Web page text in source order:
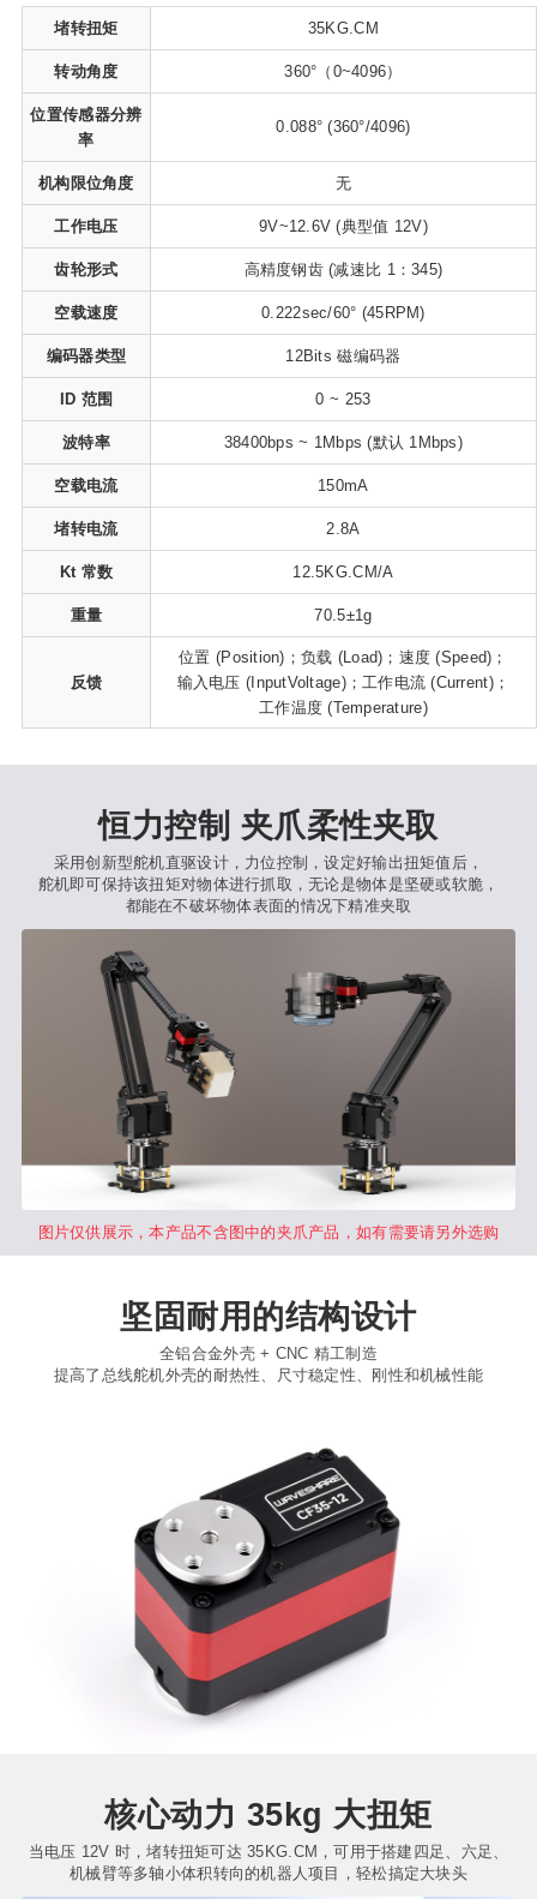
堵转扭矩 35KG.CM
转动角度 360°（0~4096）
位置传感器分辨
率
0.088° (360°/4096)
机构限位角度 无
工作电压 9V~12.6V (典型值 12V)
齿轮形式 高精度钢齿 (减速比 1：345)
空载速度 0.222sec/60° (45RPM)
编码器类型 12Bits 磁编码器
ID 范围 0 ~ 253
波特率 38400bps ~ 1Mbps (默认 1Mbps)
空载电流 150mA
堵转电流 2.8A
Kt 常数 12.5KG.CM/A
重量 70.5±1g
反馈
位置 (Position)；负载 (Load)；速度 (Speed)；
输入电压 (InputVoltage)；工作电流 (Current)；
工作温度 (Temperature)
恒力控制 夹爪柔性夹取
采用创新型舵机直驱设计，力位控制，设定好输出扭矩值后，
舵机即可保持该扭矩对物体进行抓取，无论是物体是坚硬或软脆，
都能在不破坏物体表面的情况下精准夹取
图片仅供展示，本产品不含图中的夹爪产品，如有需要请另外选购
坚固耐用的结构设计
全铝合金外壳 + CNC 精工制造
提高了总线舵机外壳的耐热性、尺寸稳定性、刚性和机械性能
核心动力 35kg 大扭矩
当电压 12V 时，堵转扭矩可达 35KG.CM，可用于搭建四足、六足、
机械臂等多轴小体积转向的机器人项目，轻松搞定大块头